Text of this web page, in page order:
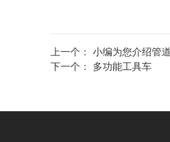
上一个： 小编为您介绍管
下一个： 多功能工具车